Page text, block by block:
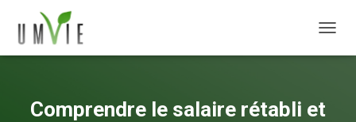
Comprendre le salaire rétabli et